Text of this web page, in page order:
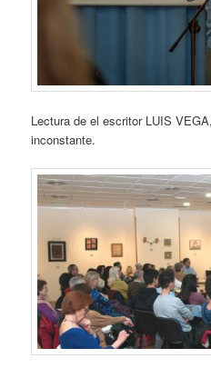
Lectura de el escritor LUIS
inconstante.